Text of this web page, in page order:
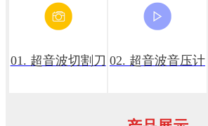
01. 超音波切割刀 02. 超音波音压计